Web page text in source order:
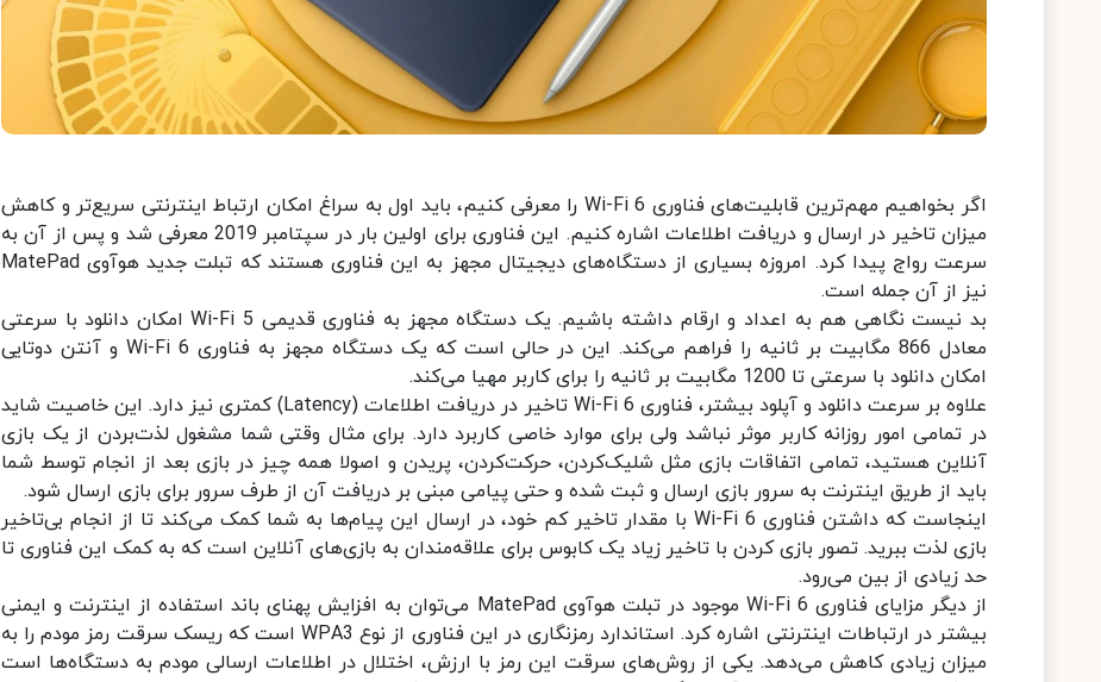
اگر بخواهیم مهم‌ترین قابلیت‌های فناوری Wi-Fi 6 را معرفی کنیم، باید اول به سراغ امکان ارتباط اینترنتی سریع‌تر و کاهش
میزان تاخیر در ارسال و دریافت اطلاعات اشاره کنیم. این فناوری برای اولین بار در سپتامبر 2019 معرفی شد و پس از آن به
سرعت رواج پیدا کرد. امروزه بسیاری از دستگاه‌های دیجیتال مجهز به این فناوری هستند که تبلت جدید هوآوی MatePad
نیز از آن جمله است.
بد نیست نگاهی هم به اعداد و ارقام داشته باشیم. یک دستگاه مجهز به فناوری قدیمی Wi-Fi 5 امکان دانلود با سرعتی
معادل 866 مگابیت بر ثانیه را فراهم می‌کند. این در حالی است که یک دستگاه مجهز به فناوری Wi-Fi 6 و آنتن دوتایی
امکان دانلود با سرعتی تا 1200 مگابیت بر ثانیه را برای کاربر مهیا می‌کند.
علاوه بر سرعت دانلود و آپلود بیشتر، فناوری Wi-Fi 6 تاخیر در دریافت اطلاعات (Latency) کمتری نیز دارد. این خاصیت شاید
در تمامی امور روزانه کاربر موثر نباشد ولی برای موارد خاصی کاربرد دارد. برای مثال وقتی شما مشغول لذت‌بردن از یک بازی
آنلاین هستید، تمامی اتفاقات بازی مثل شلیک‌کردن، حرکت‌کردن، پریدن و اصولا همه چیز در بازی بعد از انجام توسط شما
باید از طریق اینترنت به سرور بازی ارسال و ثبت شده و حتی پیامی مبنی بر دریافت آن از طرف سرور برای بازی ارسال شود.
اینجاست که داشتن فناوری Wi-Fi 6 با مقدار تاخیر کم خود، در ارسال این پیام‌ها به شما کمک می‌کند تا از انجام بی‌تاخیر
بازی لذت ببرید. تصور بازی کردن با تاخیر زیاد یک کابوس برای علاقه‌مندان به بازی‌های آنلاین است که به کمک این فناوری تا
حد زیادی از بین می‌رود.
از دیگر مزایای فناوری Wi-Fi 6 موجود در تبلت هوآوی MatePad می‌توان به افزایش پهنای باند استفاده از اینترنت و ایمنی
بیشتر در ارتباطات اینترنتی اشاره کرد. استاندارد رمزنگاری در این فناوری از نوع WPA3 است که ریسک سرقت رمز مودم را به
میزان زیادی کاهش می‌دهد. یکی از روش‌های سرقت این رمز با ارزش، اختلال در اطلاعات ارسالی مودم به دستگاه‌ها است